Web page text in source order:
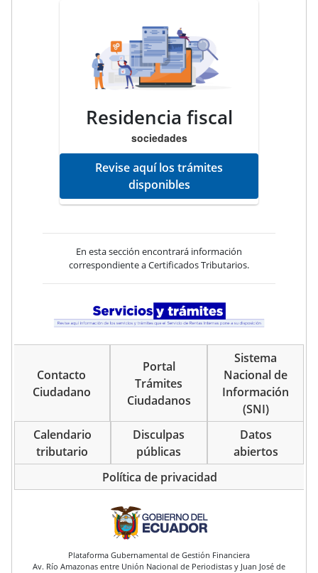
Residencia fiscal
sociedades
Revise aquí los trámites
disponibles
En esta sección encontrará información
correspondiente a Certificados Tributarios.
Contacto
Ciudadano
Portal
Trámites
Ciudadanos
Sistema
Nacional de
Información
(SNI)
Calendario
tributario
Disculpas
públicas
Datos
abiertos
Política de privacidad
pie de página
Plataforma Gubernamental de Gestión Financiera
Av. Río Amazonas entre Unión Nacional de Periodistas y Juan José de